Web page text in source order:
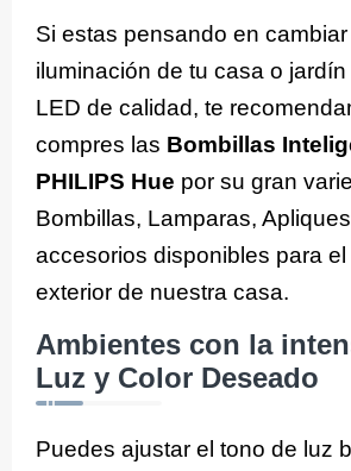
Si estas pensando en
iluminación de tu casa o
LED de calidad, te
compres las Bombillas
PHILIPS Hue por su gran
Bombillas, Lamparas,
accesorios disponibles para el
exterior de nuestra casa.
Ambientes con la
Luz y Color Deseado
Puedes ajustar el tono de luz